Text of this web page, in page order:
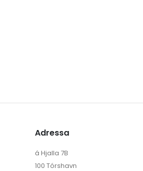
Adressa
á Hjalla 7B
100 Tórshavn